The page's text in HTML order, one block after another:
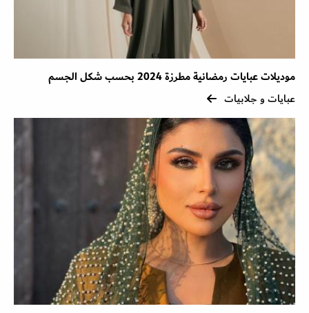
موديلات عبايات رمضانية مطرزة 2024 بحسب شكل الجسم
عبايات و جلابيات